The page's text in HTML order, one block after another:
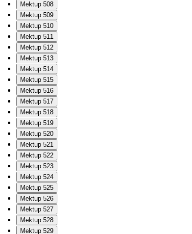
Mektup 508
Mektup 509
Mektup 510
Mektup 511
Mektup 512
Mektup 513
Mektup 514
Mektup 515
Mektup 516
Mektup 517
Mektup 518
Mektup 519
Mektup 520
Mektup 521
Mektup 522
Mektup 523
Mektup 524
Mektup 525
Mektup 526
Mektup 527
Mektup 528
Mektup 529